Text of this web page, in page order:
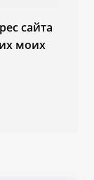
сайта
моих